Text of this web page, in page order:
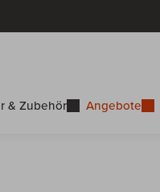
& Zubehör Angebote